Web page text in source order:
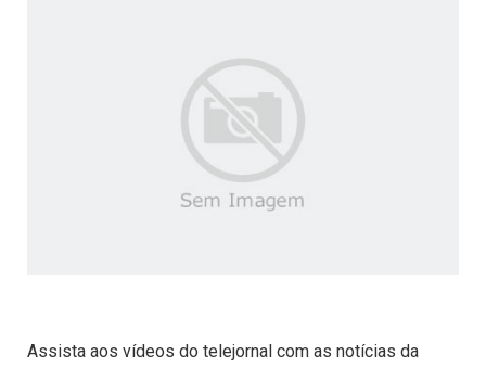
Assista aos vídeos do telejornal com as notícias da